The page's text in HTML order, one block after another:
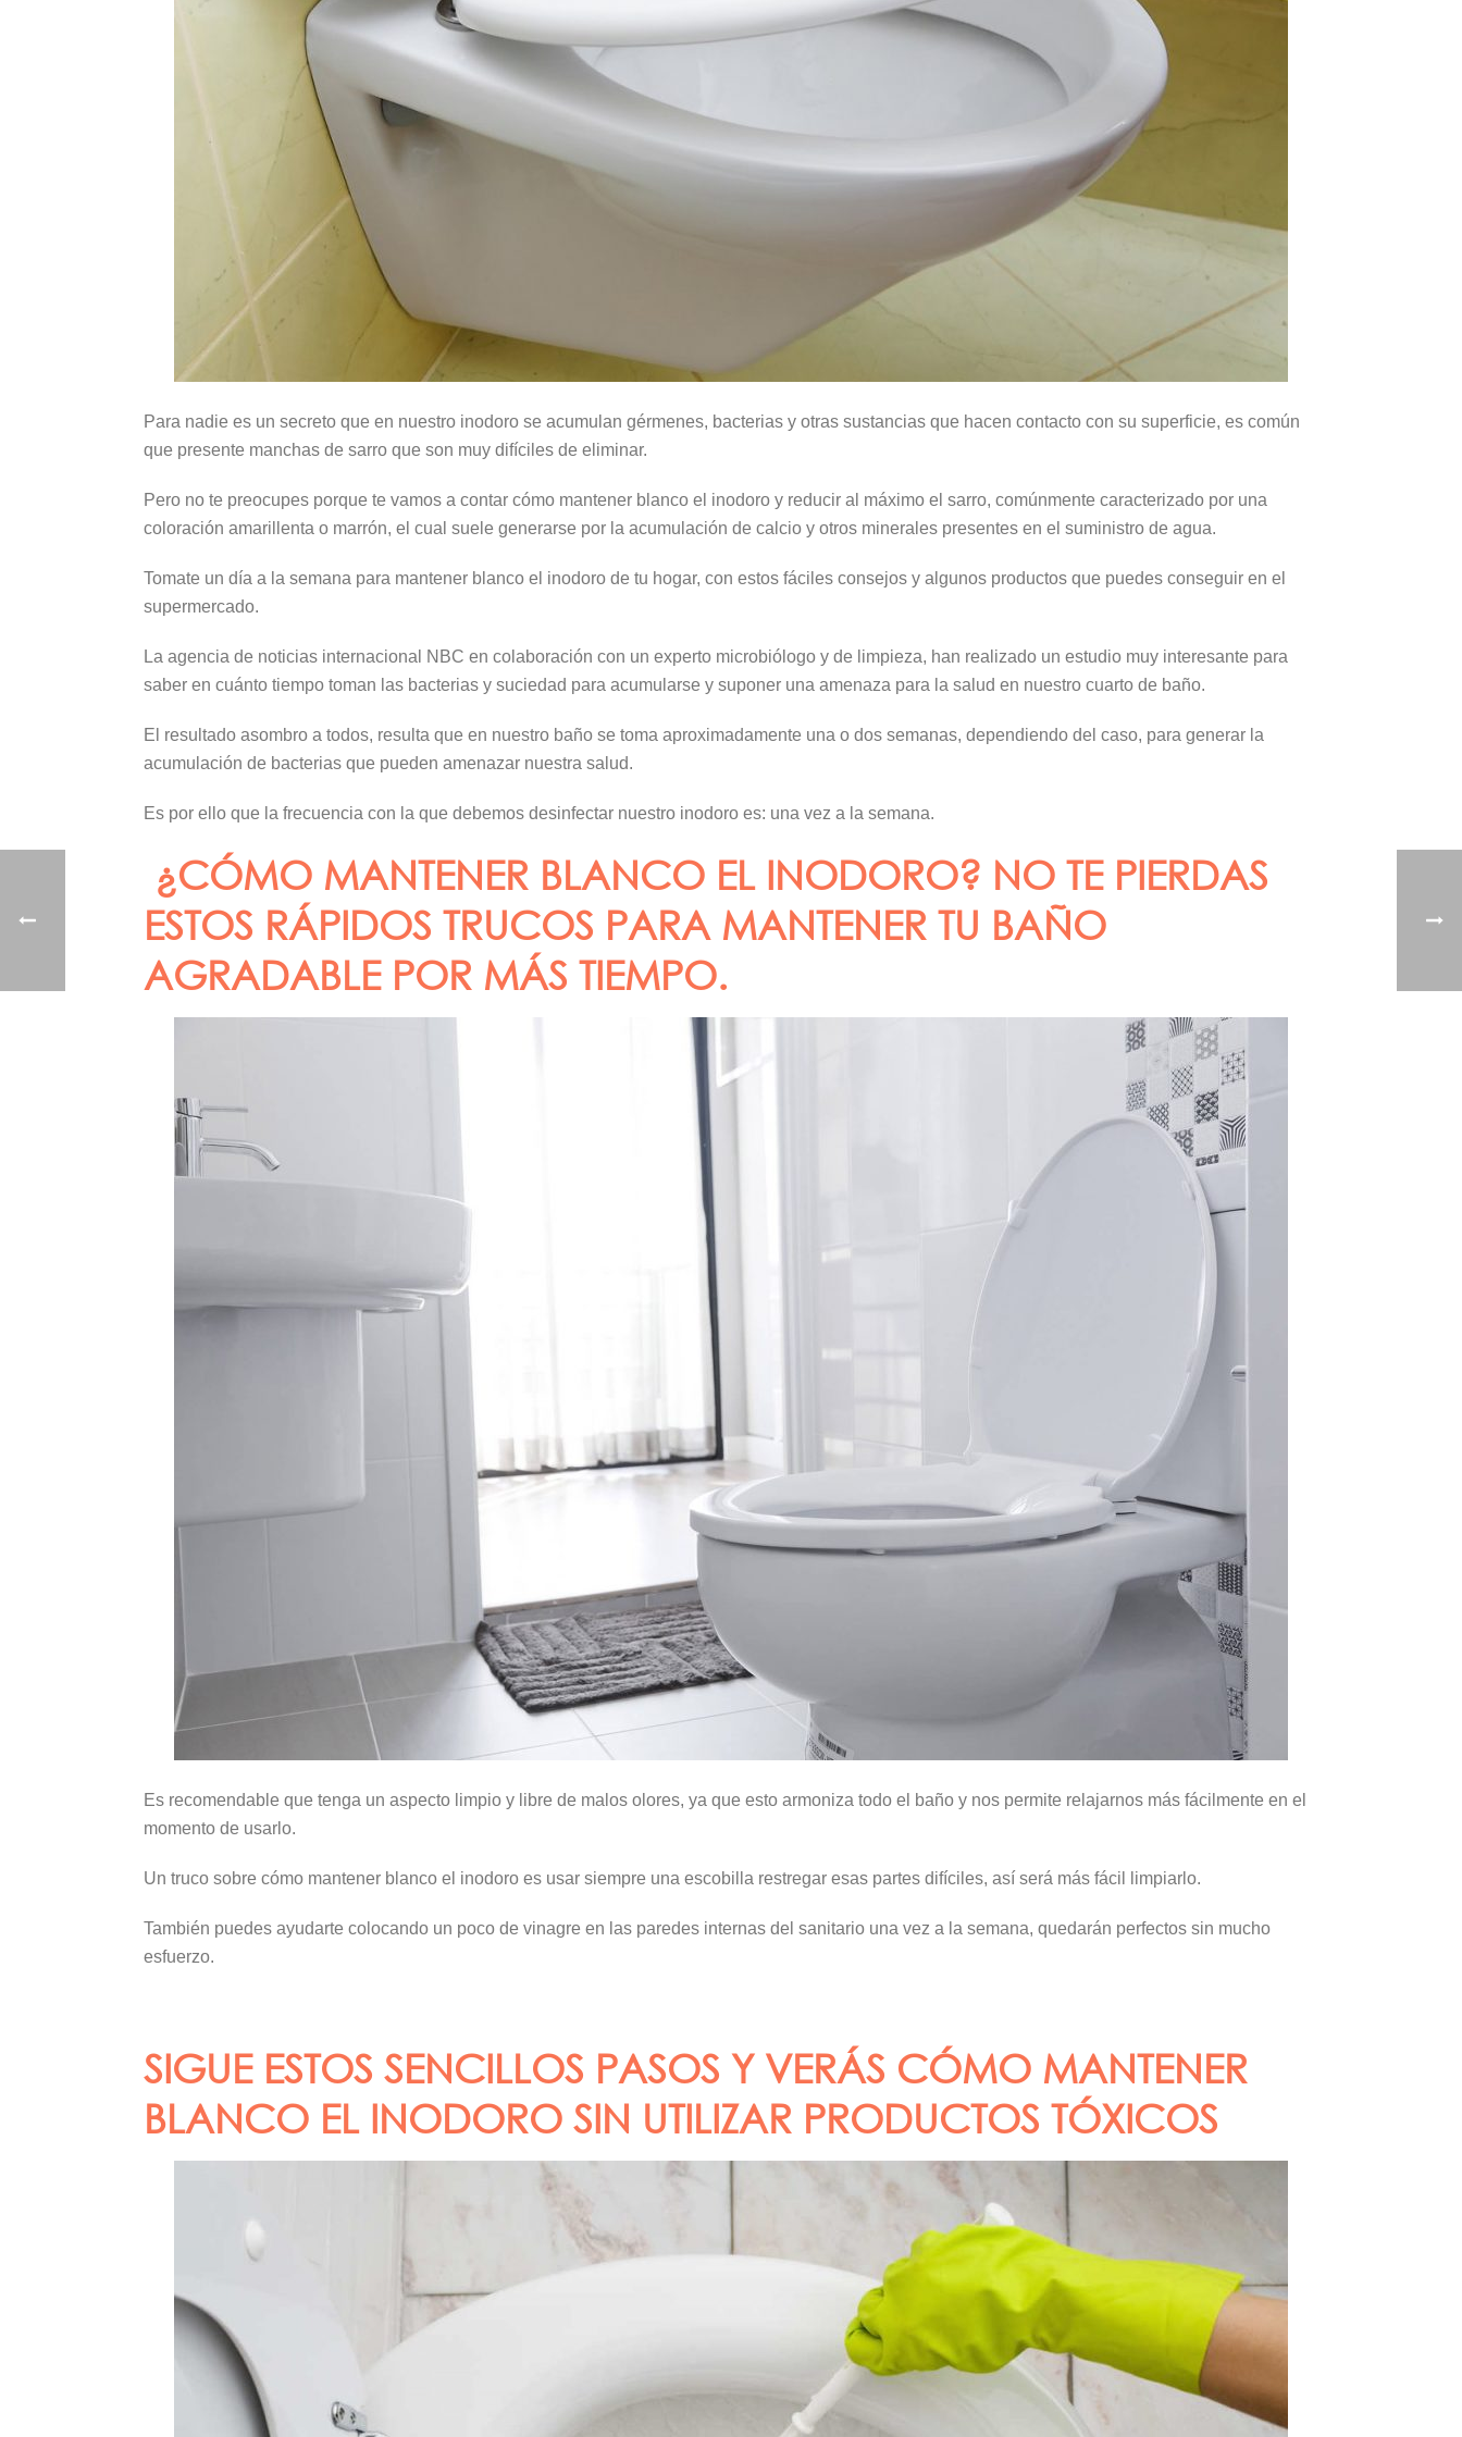
Para nadie es un secreto que en nuestro inodoro se acumulan gérmenes, bacterias y otras sustancias que hacen contacto con su superficie, es común
que presente manchas de sarro que son muy difíciles de eliminar.
Pero no te preocupes porque te vamos a contar cómo mantener blanco el inodoro y reducir al máximo el sarro, comúnmente caracterizado por una
coloración amarillenta o marrón, el cual suele generarse por la acumulación de calcio y otros minerales presentes en el suministro de agua.
Tomate un día a la semana para mantener blanco el inodoro de tu hogar, con estos fáciles consejos y algunos productos que puedes conseguir en el
supermercado.
La agencia de noticias internacional NBC en colaboración con un experto microbiólogo y de limpieza, han realizado un estudio muy interesante para
saber en cuánto tiempo toman las bacterias y suciedad para acumularse y suponer una amenaza para la salud en nuestro cuarto de baño.
El resultado asombro a todos, resulta que en nuestro baño se toma aproximadamente una o dos semanas, dependiendo del caso, para generar la
acumulación de bacterias que pueden amenazar nuestra salud.
Es por ello que la frecuencia con la que debemos desinfectar nuestro inodoro es: una vez a la semana.
¿CÓMO MANTENER BLANCO EL INODORO? NO TE PIERDAS
ESTOS RÁPIDOS TRUCOS PARA MANTENER TU BAÑO
AGRADABLE POR MÁS TIEMPO.
Es recomendable que tenga un aspecto limpio y libre de malos olores, ya que esto armoniza todo el baño y nos permite relajarnos más fácilmente en el
momento de usarlo.
Un truco sobre cómo mantener blanco el inodoro es usar siempre una escobilla restregar esas partes difíciles, así será más fácil limpiarlo.
También puedes ayudarte colocando un poco de vinagre en las paredes internas del sanitario una vez a la semana, quedarán perfectos sin mucho
esfuerzo.
SIGUE ESTOS SENCILLOS PASOS Y VERÁS CÓMO MANTENER
BLANCO EL INODORO SIN UTILIZAR PRODUCTOS TÓXICOS